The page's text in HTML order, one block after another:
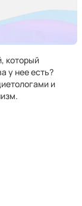
который
у нее есть?
и